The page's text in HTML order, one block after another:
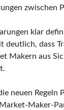
zwischen
klar
dass
Makern aus
neuen
Maker-